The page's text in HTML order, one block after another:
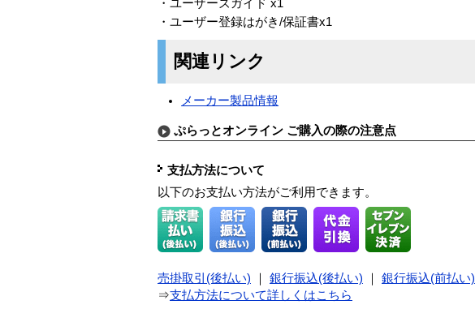
・ユーザーズガイド x1
・ユーザー登録はがき/保証書x1
関連リンク
メーカー製品情報
ぷらっとオンライン ご購入の際の注意点
支払方法について
以下のお支払い方法がご利用できます。
売掛取引(後払い) 銀行振込(後払い) 銀行振込(前払い)
⇒支払方法について詳しくはこちら